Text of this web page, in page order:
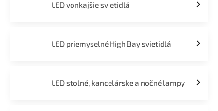
LED vonkajšie svietidlá
LED priemyselné High Bay svietidlá
LED stolné, kancelárske a nočné lampy